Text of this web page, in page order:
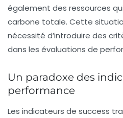
également des ressources
carbone totale. Cette
nécessité d’introduire des
dans les évaluations de
Un paradoxe des
performance
Les indicateurs de success